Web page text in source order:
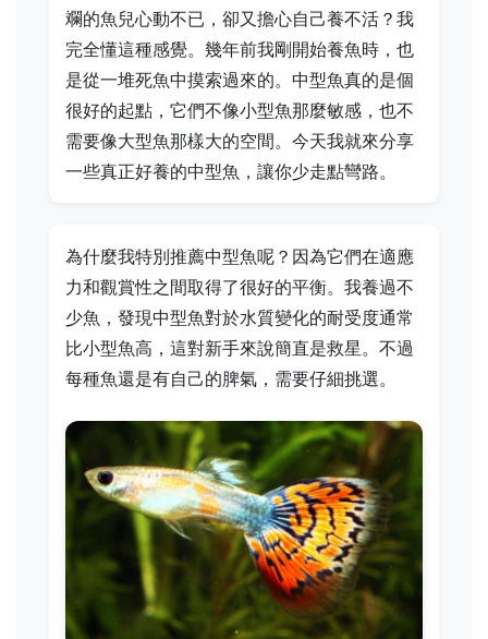
斕的魚兒心動不已，卻又擔心自己養不活？我
完全懂這種感覺。幾年前我剛開始養魚時，也
是從一堆死魚中摸索過來的。中型魚真的是個
很好的起點，它們不像小型魚那麼敏感，也不
需要像大型魚那樣大的空間。今天我就來分享
一些真正好養的中型魚，讓你少走點彎路。
為什麼我特別推薦中型魚呢？因為它們在適應
力和觀賞性之間取得了很好的平衡。我養過不
少魚，發現中型魚對於水質變化的耐受度通常
比小型魚高，這對新手來說簡直是救星。不過
每種魚還是有自己的脾氣，需要仔細挑選。